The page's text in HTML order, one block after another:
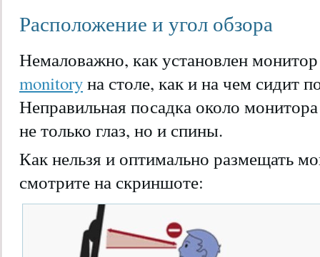
Расположение и угол обзора
Немаловажно, как установлен
monitoryна столе, как и на чем сидит
Неправильная посадка около
не только глаз, но и спины.
Как нельзя и оптимально размещать
смотрите на скриншоте: